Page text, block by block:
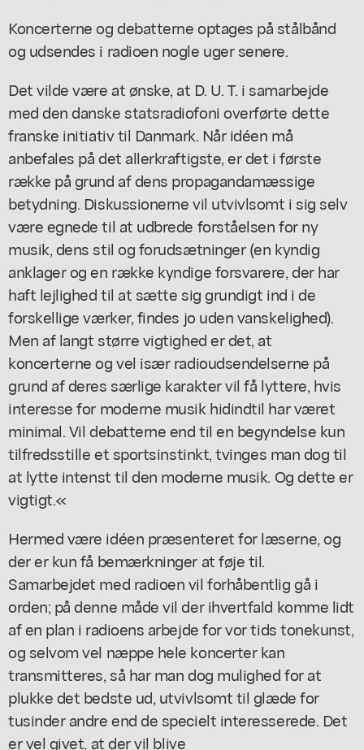
Koncerterne og debatterne optages på stålbånd
og udsendes i radioen nogle uger senere.
Det vilde være at ønske, at D. U. T. i samarbejde
med den danske statsradiofoni overførte dette
franske initiativ til Danmark. Når idéen må
anbefales på det allerkraftigste, er det i første
række på grund af dens propagandamæssige
betydning. Diskussionerne vil utvivlsomt i sig selv
være egnede til at udbrede forståelsen for ny
musik, dens stil og forudsætninger (en kyndig
anklager og en række kyndige forsvarere, der har
haft lejlighed til at sætte sig grundigt ind i de
forskellige værker, findes jo uden vanskelighed).
Men af langt større vigtighed er det, at
koncerterne og vel især radioudsendelserne på
grund af deres særlige karakter vil få lyttere, hvis
interesse for moderne musik hidindtil har været
minimal. Vil debatterne end til en begyndelse kun
tilfredsstille et sportsinstinkt, tvinges man dog til
at lytte intenst til den moderne musik. Og dette er
vigtigt.«
Hermed være idéen præsenteret for læserne, og
der er kun få bemærkninger at føje til.
Samarbejdet med radioen vil forhåbentlig gå i
orden; på denne måde vil der ihvertfald komme lidt
af en plan i radioens arbejde for vor tids tonekunst,
og selvom vel næppe hele koncerter kan
transmitteres, så har man dog mulighed for at
plukke det bedste ud, utvivlsomt til glæde for
tusinder andre end de specielt interesserede. Det
er vel givet, at der vil blive